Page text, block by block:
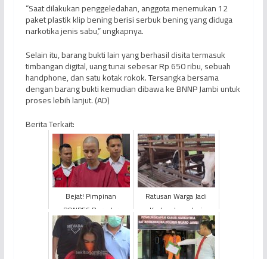
“Saat dilakukan penggeledahan, anggota menemukan 12
paket plastik klip bening berisi serbuk bening yang diduga
narkotika jenis sabu,” ungkapnya.
Selain itu, barang bukti lain yang berhasil disita termasuk
timbangan digital, uang tunai sebesar Rp 650 ribu, sebuah
handphone, dan satu kotak rokok. Tersangka bersama
dengan barang bukti kemudian dibawa ke BNNP Jambi untuk
proses lebih lanjut. (AD)
Berita Terkait:
Bejat! Pimpinan
PONPES Bergelar
Doktor di Kota Jambi
Cabuli 12 Santrinya, 11
Korban D...
Ratusan Warga Jadi
Korban Investasi
Bodong